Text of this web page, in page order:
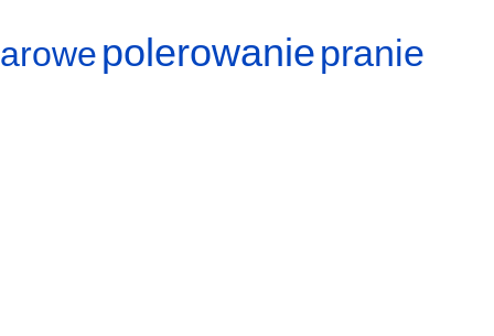
polerowaniepranie